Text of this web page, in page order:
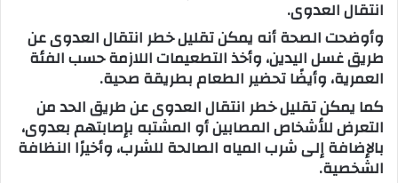
انتقال العدوى.
وأوضحت الصحة أنه يمكن تقليل خطر انتقال العدوى عن
طريق غسل اليدين، وأخذ التطعيمات اللازمة حسب الفئة
العمرية، وأيضًا تحضير الطعام بطريقة صحية.
كما يمكن تقليل خطر انتقال العدوى عن طريق الحد من
التعرض للأشخاص المصابين أو المشتبه بإصابتهم بعدوى،
بالإضافة إلى شرب المياه الصالحة للشرب، وأخيرًا النظافة
الشخصية.